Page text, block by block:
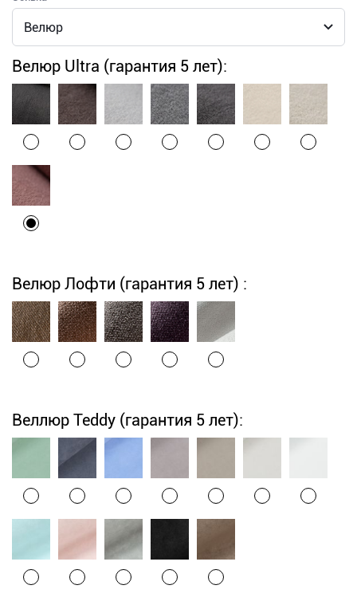
Велюр Ultra (гарантия 5 лет):
Велюр Лофти (гарантия 5 лет) :
Веллюр Teddy (гарантия 5 лет):